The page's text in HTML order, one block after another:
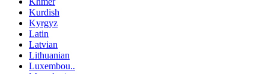
Kurdish
Kyrgyz
Latin
Latvian
Lithuanian
Luxembou..